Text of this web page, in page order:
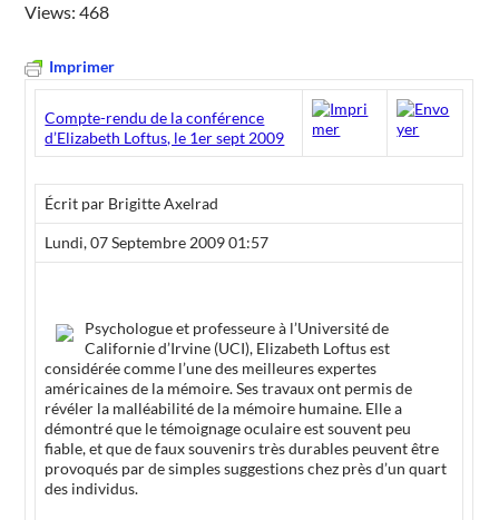
Views: 468
Imprimer
Compte-rendu de la conférence
d’Elizabeth Loftus, le 1er sept 2009
Écrit par Brigitte Axelrad
Lundi, 07 Septembre 2009 01:57
Psychologue et professeure à l’Université de
Californie d’Irvine (UCI), Elizabeth Loftus est
considérée comme l’une des meilleures expertes
américaines de la mémoire. Ses travaux ont permis de
révéler la malléabilité de la mémoire humaine. Elle a
démontré que le témoignage oculaire est souvent peu
fiable, et que de faux souvenirs très durables peuvent être
provoqués par de simples suggestions chez près d’un quart
des individus.